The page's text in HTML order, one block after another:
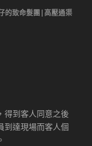
的致命髮團|高壓通渠
得到客人同意之後
到達現場而客人個